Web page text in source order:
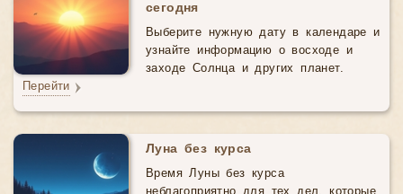
сегодня
Выберите нужную дату в календаре и
узнайте информацию о восходе и
заходе Солнца и других планет.
Перейти
Луна без курса
Время Луны без курса